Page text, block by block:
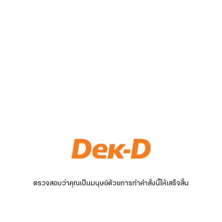
ตรวจสอบว่าคุณเป็นมนุษย์ด้วยการทำคำสั่งนี้ให้เสร็จสิ้น